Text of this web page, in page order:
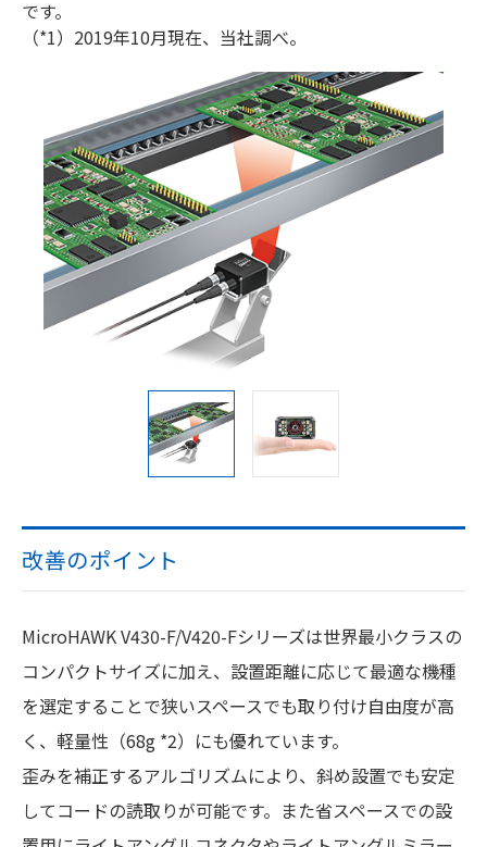
です。
（*1）2019年10月現在、当社調べ。
改善のポイント
MicroHAWK V430-F/V420-Fシリーズは世界最小クラスの
コンパクトサイズに加え、設置距離に応じて最適な機種
を選定することで狭いスペースでも取り付け自由度が高
く、軽量性（68g *2）にも優れています。
歪みを補正するアルゴリズムにより、斜め設置でも安定
してコードの読取りが可能です。また省スペースでの設